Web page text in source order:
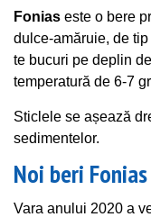
Fonias este o bere
dulce-amăruie, de
te bucuri pe deplin
temperatură de 6-7
Sticlele se așează
sedimentelor.
Noi beri Fonias
Vara anului 2020 a